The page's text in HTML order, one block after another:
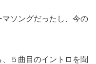
ソングだったし、今の
５曲目のイントロを聞